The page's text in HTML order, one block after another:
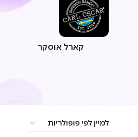
קארל אוסקר